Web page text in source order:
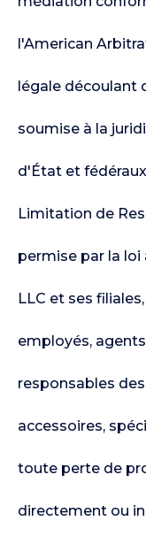
l'American
légale découlant
soumise à la
d'État et
Limitation de
permise par la
LLC et ses
employés,
responsables
accessoires,
toute perte de
directement ou